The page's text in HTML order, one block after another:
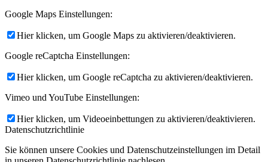
Google Maps Einstellungen:
Hier klicken, um Google Maps zu aktivieren/deaktivieren.
Google reCaptcha Einstellungen:
Hier klicken, um Google reCaptcha zu aktivieren/deaktivieren.
Vimeo und YouTube Einstellungen:
Hier klicken, um Videoeinbettungen zu aktivieren/deaktivieren.
Datenschutzrichtlinie
Sie können unsere Cookies und Datenschutzeinstellungen im Detail